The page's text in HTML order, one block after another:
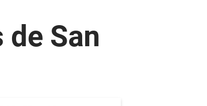
San